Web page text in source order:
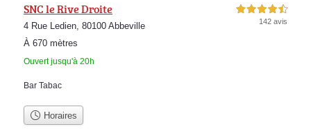
SNC le Rive Droite
4 Rue Ledien, 80100 Abbeville
À 670 mètres
Ouvert jusqu'à 20h
4,5 étoiles sur 5
142 avis
Bar Tabac
Horaires